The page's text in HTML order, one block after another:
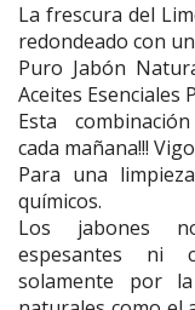
La frescura del
redondeado con
Puro Jabón
Aceites Esenciales
Esta
cada mañana!!!
Para una
químicos.
Los jabones
espesantes ni
solamente por